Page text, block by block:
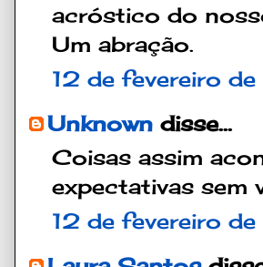
acróstico do
Um abração.
12 de fevereiro
Unknown disse...
Coisas assim
expectativas sem
12 de fevereiro